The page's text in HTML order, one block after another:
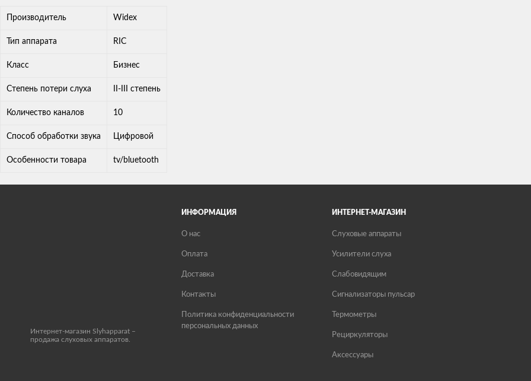
Производитель Widex
Тип аппарата RIC
Класс Бизнес
Степень потери слуха II-III степень
Количество каналов 10
Способ обработки звука Цифровой
Особенности товара tv/bluetooth
Интернет-магазин Slyhapparat –
продажа слуховых аппаратов.
ИНФОРМАЦИЯ
О нас
Оплата
Доставка
Контакты
Политика конфиденциальности
персональных данных
ИНТЕРНЕТ-МАГАЗИН
Слуховые аппараты
Усилители слуха
Слабовидящим
Сигнализаторы пульсар
Термометры
Рециркуляторы
Аксессуары